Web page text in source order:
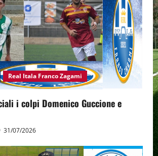
Real Itala Franco Zagami
i colpi Domenico Guccione e
31/07/2026